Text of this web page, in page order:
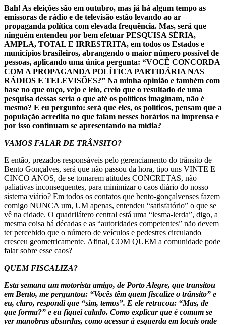
Bah! As eleições são em outubro, mas já há algum tempo as
emissoras de rádio e de televisão estão levando ao ar
propaganda política com elevada frequência. Mas, será que
ninguém entendeu por bem efetuar PESQUISA SÉRIA,
AMPLA, TOTAL E IRRESTRITA, em todos os Estados e
municípios brasileiros, abrangendo o maior número possível de
pessoas, aplicando uma única pergunta: “VOCÊ CONCORDA
COM A PROPAGANDA POLÍTICA PARTIDÁRIA NAS
RÁDIOS E TELEVISÕES?” Na minha opinião e também com
base no que ouço, vejo e leio, creio que o resultado de uma
pesquisa dessas seria o que até os políticos imaginam, não é
mesmo? E eu pergunto: será que eles, os políticos, pensam que a
população acredita no que falam nesses horários na imprensa e
por isso continuam se apresentando na mídia?
VAMOS FALAR DE TRÂNSITO?
E então, prezados responsáveis pelo gerenciamento do trânsito de
Bento Gonçalves, será que não passou da hora, tipo uns VINTE E
CINCO ANOS, de se tomarem atitudes CONCRETAS, não
paliativas inconsequentes, para minimizar o caos diário do nosso
sistema viário? Em todos os contatos que bento-gonçalvenses fazem
comigo NUNCA um, UM apenas, entendeu “satisfatório” o que se
vê na cidade. O quadrilátero central está uma “lesma-lerda”, digo, a
mesma coisa há décadas e as “autoridades competentes” não devem
ter percebido que o número de veículos e pedestres circulando
cresceu geometricamente. Afinal, COM QUEM a comunidade pode
falar sobre esse caos?
QUEM FISCALIZA?
Esta semana um motorista amigo, de Porto Alegre, que transitou
em Bento, me perguntou: “Vocês têm quem fiscalize o trânsito” e
eu, claro, respondi que “sim, temos”. E ele retrucou: “Mas, de
que forma?” e eu fiquei calado. Como explicar que é comum se
ver manobras absurdas, como acessar à esquerda em locais onde